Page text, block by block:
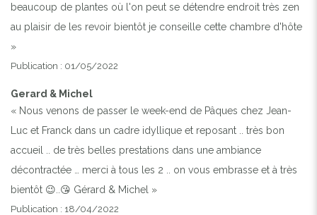
beaucoup de plantes où l'on peut se détendre endroit très zen
au plaisir de les revoir bientôt je conseille cette chambre d'hôte
»
Publication : 01/05/2022
Gerard & Michel
« Nous venons de passer le week-end de Pâques chez Jean-
Luc et Franck dans un cadre idyllique et reposant .. très bon
accueil .. de très belles prestations dans une ambiance
décontractée … merci à tous les 2 .. on vous embrasse et à très
bientôt 😉..😘 Gérard & Michel »
Publication : 18/04/2022